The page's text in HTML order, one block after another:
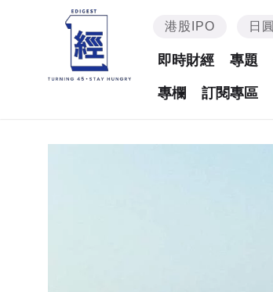
港股IPO 日圓
即時財經 專題
專欄 訂閱專區